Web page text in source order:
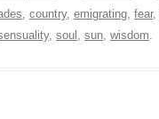
, country, emigrating, fear,
, soul , sun, wisdom.